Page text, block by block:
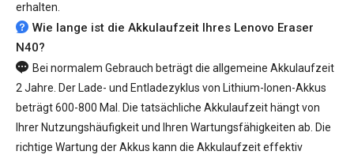
erhalten.
Wie lange ist die Akkulaufzeit Ihres Lenovo Eraser
N40?
Bei normalem Gebrauch beträgt die allgemeine Akkulaufzeit
2 Jahre. Der Lade- und Entladezyklus von Lithium-Ionen-Akkus
beträgt 600-800 Mal. Die tatsächliche Akkulaufzeit hängt von
Ihrer Nutzungshäufigkeit und Ihren Wartungsfähigkeiten ab. Die
richtige Wartung der Akkus kann die Akkulaufzeit effektiv